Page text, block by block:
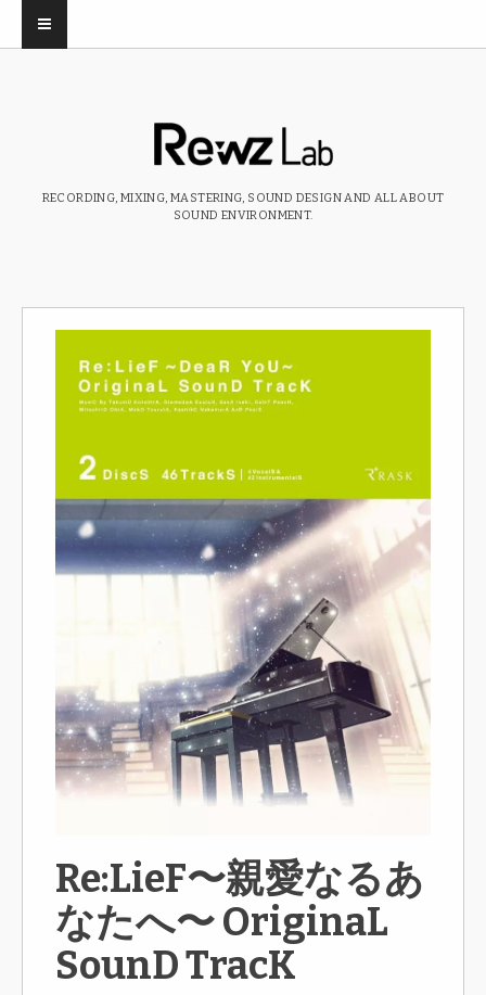
RECORDING, MIXING, MASTERING, SOUND DESIGN AND ALL ABOUT
SOUND ENVIRONMENT.
Re:LieF〜親愛なるあ
なたへ〜 OriginaL
SounD TracK